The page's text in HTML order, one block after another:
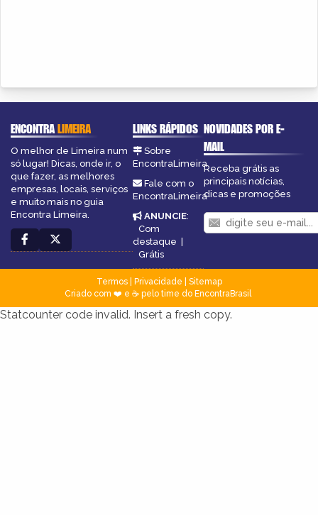
ENCONTRALIMEIRA
O melhor de Limeira num
só lugar! Dicas, onde ir, o
que fazer, as melhores
empresas, locais, serviços
e muito mais no guia
Encontra Limeira.
LINKS RÁPIDOS
Sobre
EncontraLimeira
Fale com o
EncontraLimeira
ANUNCIE:
Com
destaque |
Grátis
NOVIDADES POR E-
MAIL
Receba grátis as
principais notícias,
dicas e promoções
Termos| Privacidade
Sitemap
Criado com ❤️ e ☕ pelo time do EncontraBrasil
Statcounter code invalid. Insert a fresh copy.